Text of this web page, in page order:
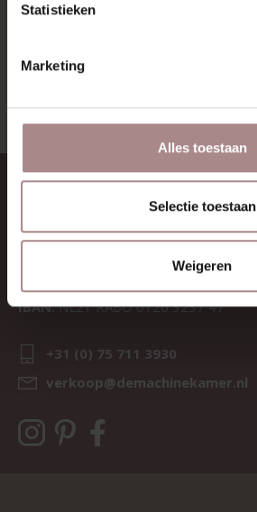
Statistieken
Marketing
Alles toestaan
Selectie toestaan
Weigeren
CONTACT
Sav & Økse is een onderdeel van
De Machinekamer
BTW:NL857714545B01
IBAN:NL21 RABO 0126 3237 47
+31 (0) 75 711 3930
verkoop@demachinekamer.nl